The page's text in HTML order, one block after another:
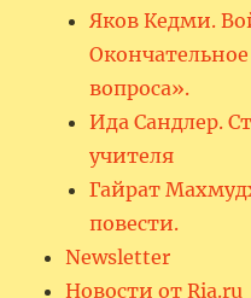
Яков Кедми.
вопроса».
Ида Сандлер.
учителя
Гайрат
повести.
Newsletter
Новости от Ria.ru